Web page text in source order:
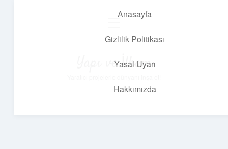
Anasayfa
Gizlilik Politikası
Yasal Uyarı
Hakkımızda
Yapı ve İlham